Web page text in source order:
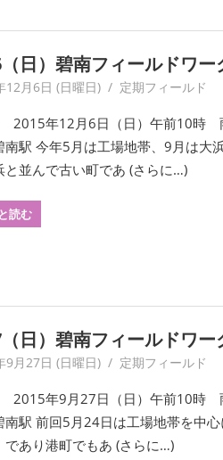
日）碧南フィールドワー
12月6日 (日曜日) yagaiken
定期フィールド
2015年12月6日（日）午前10時
南駅 今年5月は工場地帯、9月は大
と並んで古い町であ (さらに…)
読む
日）碧南フィールドワー
9月27日 (日曜日) yagaiken
定期フィールド
2015年9月27日（日）午前10時
南駅 前回5月24日は工場地帯を中
であり港町でもあ (さらに…)